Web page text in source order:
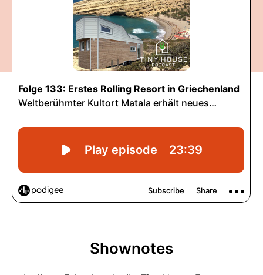
Shownotes